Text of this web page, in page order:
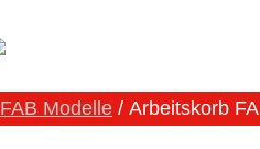
FAB Modelle / Arbeitskorb